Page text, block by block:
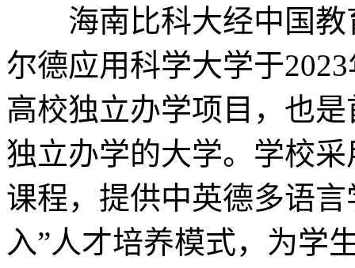
海南比科大经中国教
尔德应用科学大学于
高校独立办学项目，也
独立办学的大学。学校
课程，提供中英德多语
入”人才培养模式，为学